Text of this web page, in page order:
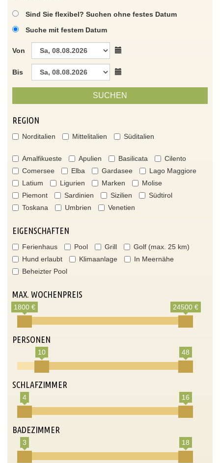
Sind Sie flexibel? Suchen ohne festes Datum
Suche mit festem Datum
Von
Bis
SUCHEN
REGION
Norditalien Mittelitalien Süditalien
Amalfikueste Apulien Basilicata
Cilento
Comersee
Elba Gardasee
Lago Maggiore
Latium
Ligurien Marken
Molise
Piemont
Sardinien Sizilien
Südtirol
Toskana
Umbrien Venetien
EIGENSCHAFTEN
Ferienhaus Pool Grill
Golf (max. 25 km)
Hund erlaubt
Klimaanlage
In Meernähe
Beheizter Pool
MAX. WOCHENPREIS
1800 € 24500 €
PERSONEN
10 48
SCHLAFZIMMER
4 16
BADEZIMMER
3 18